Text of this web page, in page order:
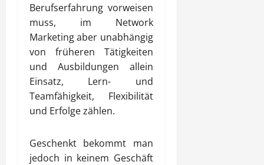
Berufserfahrung vorweisen
muss, im Network
Marketing aber unabhängig
von früheren Tätigkeiten
und Ausbildungen allein
Einsatz, Lern- und
Teamfähigkeit, Flexibilität
und Erfolge zählen.
Geschenkt bekommt man
jedoch in keinem Geschäft